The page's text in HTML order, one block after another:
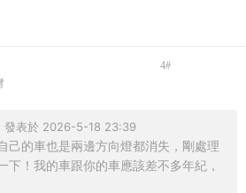
4#
發表於 2026-5-18 23:39
己的車也是兩邊方向燈都消失，剛處理
下！我的車跟你的車應該差不多年紀，